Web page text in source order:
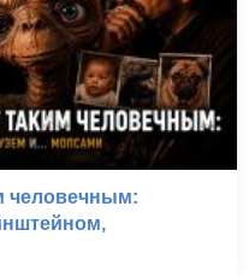
человечным: